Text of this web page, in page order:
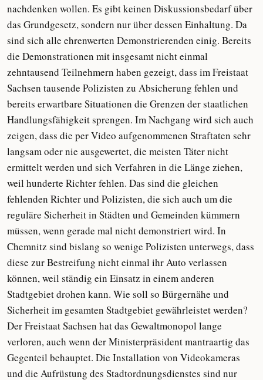
nachdenken wollen. Es gibt keinen Diskussionsbedarf über
das Grundgesetz, sondern nur über dessen Einhaltung. Da
sind sich alle ehrenwerten Demonstrierenden einig. Bereits
die Demonstrationen mit insgesamt nicht einmal
zehntausend Teilnehmern haben gezeigt, dass im Freistaat
Sachsen tausende Polizisten zu Absicherung fehlen und
bereits erwartbare Situationen die Grenzen der staatlichen
Handlungsfähigkeit sprengen. Im Nachgang wird sich auch
zeigen, dass die per Video aufgenommenen Straftaten sehr
langsam oder nie ausgewertet, die meisten Täter nicht
ermittelt werden und sich Verfahren in die Länge ziehen,
weil hunderte Richter fehlen. Das sind die gleichen
fehlenden Richter und Polizisten, die sich auch um die
reguläre Sicherheit in Städten und Gemeinden kümmern
müssen, wenn gerade mal nicht demonstriert wird. In
Chemnitz sind bislang so wenige Polizisten unterwegs, dass
diese zur Bestreifung nicht einmal ihr Auto verlassen
können, weil ständig ein Einsatz in einem anderen
Stadtgebiet drohen kann. Wie soll so Bürgernähe und
Sicherheit im gesamten Stadtgebiet gewährleistet werden?
Der Freistaat Sachsen hat das Gewaltmonopol lange
verloren, auch wenn der Ministerpräsident mantraartig das
Gegenteil behauptet. Die Installation von Videokameras
und die Aufrüstung des Stadtordnungsdienstes sind nur